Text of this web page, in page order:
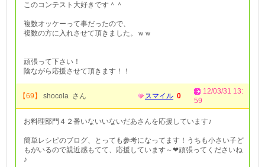
このコンテスト大好きです＾＾
複数オッケーって事だったので、
複数の方に入れさせて頂きました。ｗｗ
頑張って下さい！
陰ながら応援させて頂きます！！
【69】 shocola さん スマイル 0
12/03/31 13:
59
お料理部門４２番いないいないだあさんを応援しています♪
簡単レシピのブログ、とっても参考になってます！うちも小さい子ど
もがいるので親近感もてて、応援しています～❤頑張ってくださいね
♪